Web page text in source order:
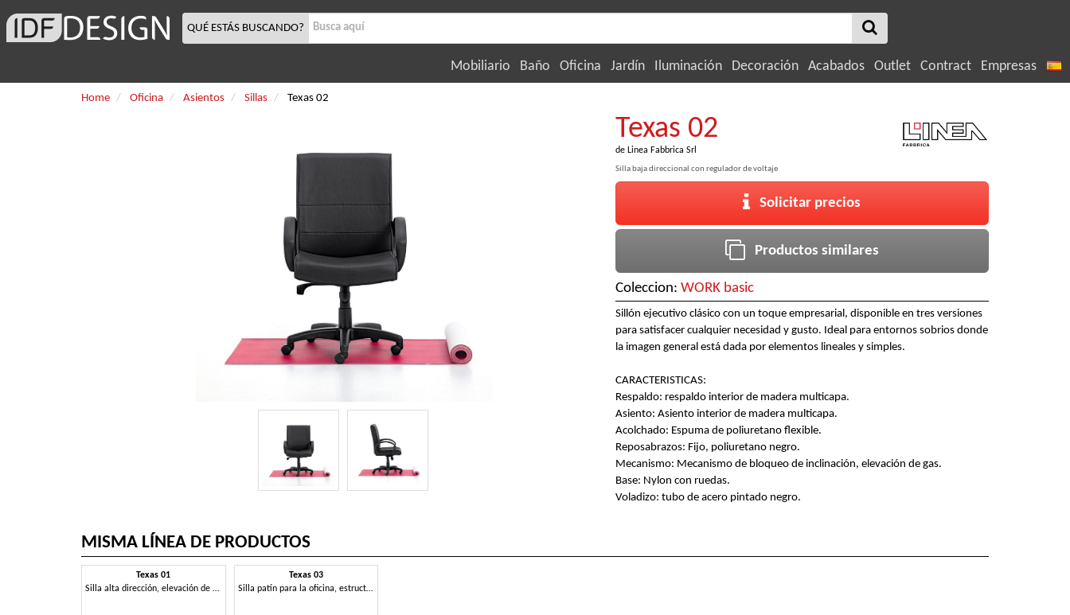
QUÉ ESTÁS BUSCANDO?
Mobiliario Baño Oficina Jardín Iluminación Decoración Acabados Outlet Contract Empresas
Home Oficina Asientos Sillas Texas 02
Texas 02
de Linea Fabbrica Srl
Silla baja direccional con regulador de voltaje
Solicitar precios
Productos similares
Coleccion: WORK basic
Sillón ejecutivo clásico con un toque empresarial, disponible en tres versiones
para satisfacer cualquier necesidad y gusto. Ideal para entornos sobrios donde
la imagen general está dada por elementos lineales y simples.
CARACTERISTICAS:
Respaldo: respaldo interior de madera multicapa.
Asiento: Asiento interior de madera multicapa.
Acolchado: Espuma de poliuretano flexible.
Reposabrazos: Fijo, poliuretano negro.
Mecanismo: Mecanismo de bloqueo de inclinación, elevación de gas.
Base: Nylon con ruedas.
Voladizo: tubo de acero pintado negro.
MISMA LÍNEA DE PRODUCTOS
Texas 01
Silla alta dirección, elevación de gas, mecanismo de inclinación
Texas 03
Silla patín para la oficina, estructura multicapa